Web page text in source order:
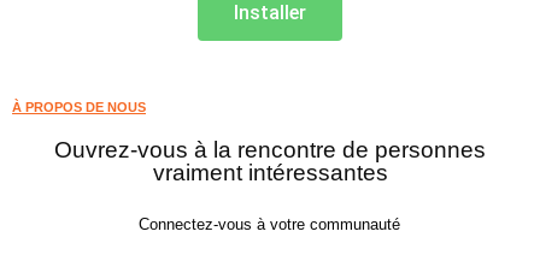
Installer
À PROPOS DE NOUS
Ouvrez-vous à la rencontre de personnes
vraiment intéressantes
Connectez-vous à votre communauté